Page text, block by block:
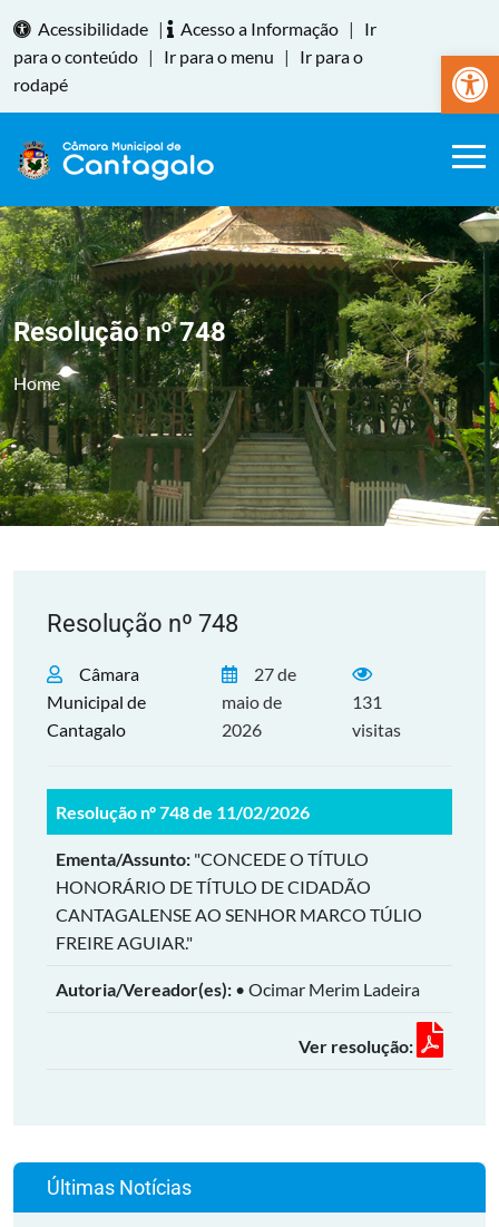
Abrir
Acessibilidade | Acesso a Informação |
Ir
para o conteúdo | Ir para o menu |
Ir para o
rodapé
Resolução nº 748
Home
Resolução nº 748
Câmara
Municipal de
Cantagalo
27 de
maio de
2026
131
visitas
Resolução nº 748 de 11/02/2026
Ementa/Assunto: "CONCEDE O TÍTULO
HONORÁRIO DE TÍTULO DE CIDADÃO
CANTAGALENSE AO SENHOR MARCO TÚLIO
FREIRE AGUIAR."
Autoria/Vereador(es): • Ocimar Merim Ladeira
Ver resolução:
Últimas Notícias